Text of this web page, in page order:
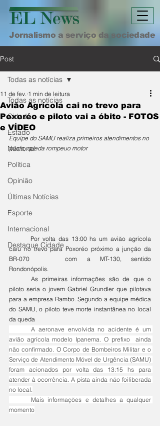
Jornalismo a serviço da sociedade
Post
Todas as notícias
Cidade
Estado
Nacional
Política
Opinião
Últimas Notícias
Esporte
Internacional
Destaque Cidade
Todas as notícias
Avião Agrícola cai no trevo para
Poxoréo e piloto vai a óbito - FOTOS
e VÍDEO
11 de fev. 1 min de leitura
Equipe do SAMU realiza primeiros atendimentos no
piloto, queda rompeuo motor
caiu no trevo para Poxoréo próximo a junção da
BR-070 	com a MT-130, sentido
Rondonópolis.
	As primeiras informações são de que o
piloto seria o jovem Gabriel Grundler que pilotava
para a empresa Rambo. Segundo a equipe médica
do SAMU, o piloto teve morte instantânea no local
da queda
avião agrícola modelo Ipanema. O prefixo  ainda
não confirmado. O Corpo de Bombeiros Militar e o
Serviço de Atendimento Móvel de Urgência (SAMU)
foram acionados por volta das 13:15 hs para
atender à ocorrência. A pista ainda não foiliberada
no local.
momento